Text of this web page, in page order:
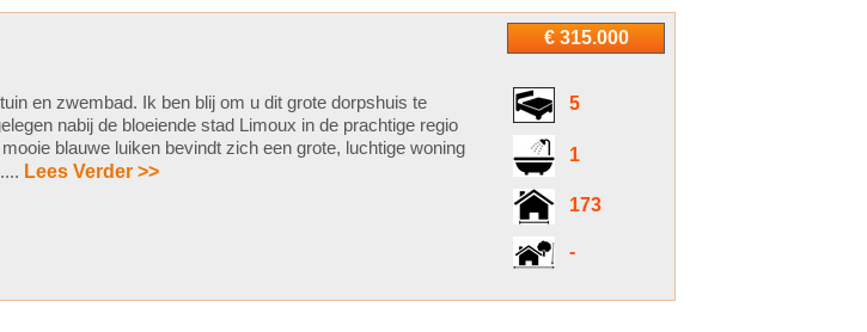
€ 315.000
5
1
173
-
en zwembad. Ik ben blij om u dit grote dorpshuis te
nabij de bloeiende stad Limoux in de prachtige regio
blauwe luiken bevindt zich een grote, luchtige woning
Lees Verder >>